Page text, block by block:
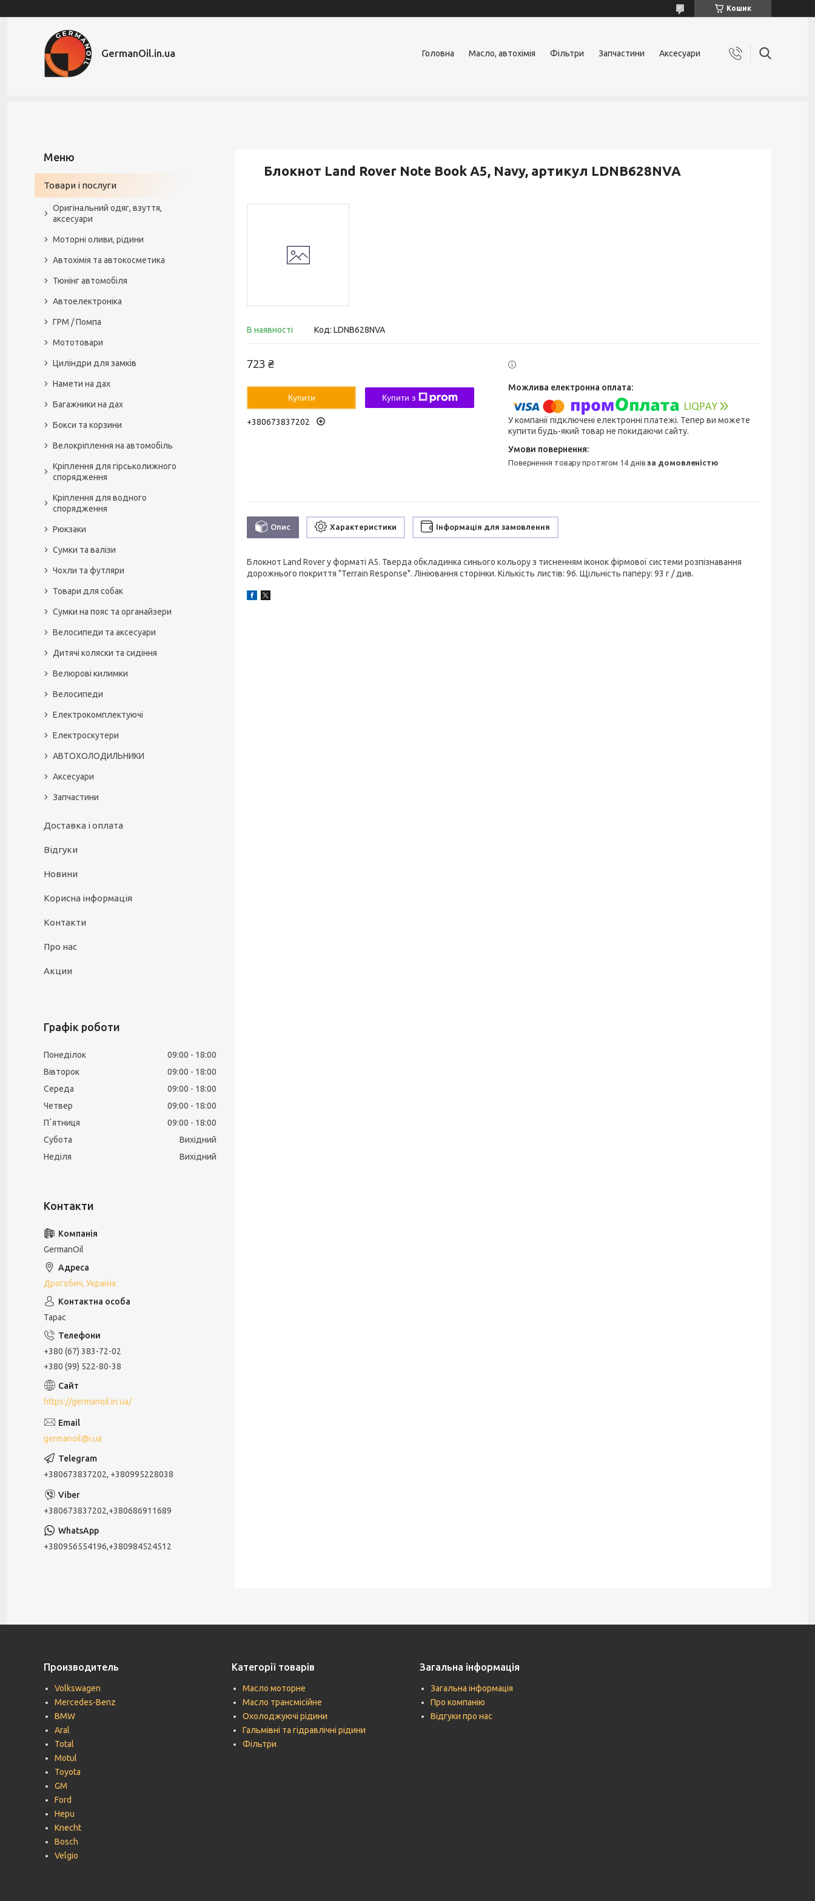
Кошик
GermanOil.in.ua Головна Масло, автохімія Фільтри Запчастини Аксесуари
Блокнот Land Rover Note Book A5, Navy, артикул LDNB628NVA
В наявності Код: LDNB628NVA
723 ₴
Купити Купити з
+380673837202
У компанії підключені електронні платежі. Тепер ви можете
купити будь-який товар не покидаючи сайту.
повернення товару протягом 14 днівза домовленістю
Опис Характеристики Інформація для замовлення
Блокнот Land Rover у форматі А5. Тверда обкладинка синього кольору з тисненням іконок фірмової системи розпізнавання
дорожнього покриття "Terrain Response". Лініювання сторінки. Кількість листів: 96. Щільність паперу: 93 г / див.
Товари і послуги
Оригінальний одяг, взуття,
аксесуари
Моторні оливи, рідини
Автохімія та автокосметика
Тюнінг автомобіля
Автоелектроніка
ГРМ / Помпа
Мототовари
Циліндри для замків
Намети на дах
Багажники на дах
Бокси та корзини
Велокріплення на автомобіль
Кріплення для гірськолижного
спорядження
Кріплення для водного
спорядження
Рюкзаки
Сумки та валізи
Чохли та футляри
Товари для собак
Сумки на пояс та органайзери
Велосипеди та аксесуари
Дитячі коляски та сидіння
Велюрові килимки
Велосипеди
Електрокомплектуючі
Електроскутери
АВТОХОЛОДИЛЬНИКИ
Аксесуари
Запчастини
Доставка і оплата
Відгуки
Новини
Корисна інформація
Контакти
Про нас
Акции
Графік роботи
Понеділок 09:00
18:00
Вівторок
09:00
18:00
Середа
09:00
18:00
Четвер
09:00
18:00
Пʼятниця
09:00
18:00
Субота
Вихідний
Неділя
Вихідний
GermanOil
Дрогобич, Україна
Тарас
+380 (67) 383-72-02
+380 (99) 522-80-38
https://germanoil.in.ua/
germanoil@i.ua
+380673837202, +380995228038
+380673837202,+380686911689
+380956554196,+380984524512
Производитель
Volkswagen
Mercedes-Benz
BMW
Aral
Total
Motul
Toyota
GM
Ford
Hepu
Knecht
Bosch
Velgio
Категорії товарів
Масло моторне
Масло трансмісійне
Охолоджуючі рідини
Гальмівні та гідравлічні рідини
Фільтри
Загальна інформація
Загальна інформація
Про компанію
Відгуки про нас